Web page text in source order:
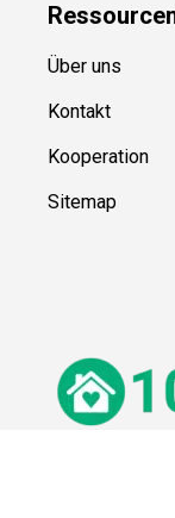
Ressource
Über uns
Kontakt
Kooperation
Sitemap